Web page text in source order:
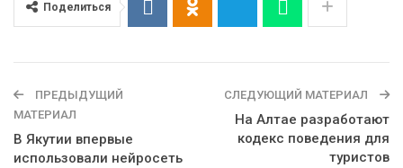
Поделиться
ПРЕДЫДУЩИЙ
МАТЕРИАЛ
В Якутии впервые
использовали нейросеть
СЛЕДУЮЩИЙ МАТЕРИАЛ
На Алтае разработают
кодекс поведения для
туристов